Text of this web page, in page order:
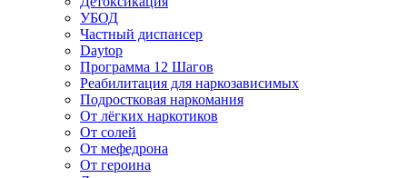
УБОД
Частный диспансер
Daytop
Программа 12 Шагов
Реабилитация для наркозависимых
Подростковая наркомания
От лёгких наркотиков
От солей
От мефедрона
От героина